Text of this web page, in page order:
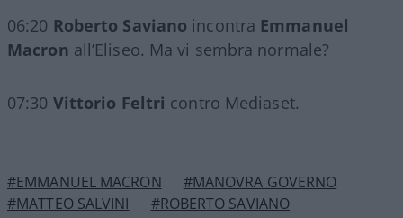
06:20 Roberto Saviano incontra Emmanuel
Macron all’Eliseo. Ma vi sembra normale?
07:30 Vittorio Feltri contro Mediaset.
#EMMANUEL MACRON
#MANOVRA GOVERNO
#MATTEO SALVINI
#ROBERTO SAVIANO